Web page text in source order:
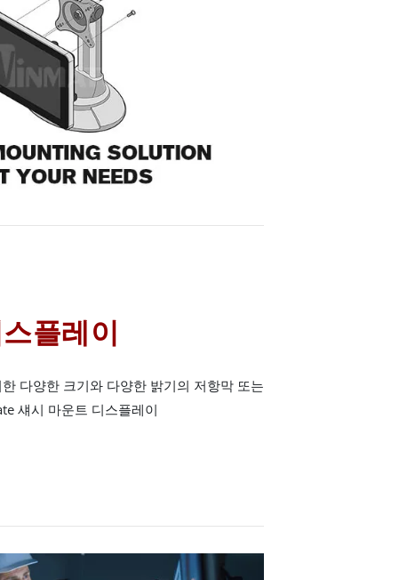
플레이
다양한 크기와 다양한 밝기의 저항막 또는
섀시 마운트 디스플레이